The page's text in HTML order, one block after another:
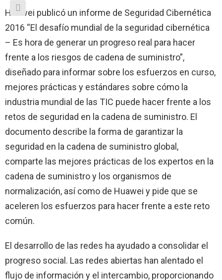
Huawei publicó un informe de Seguridad Cibernética
2016 “El desafío mundial de la seguridad cibernética
– Es hora de generar un progreso real para hacer
frente a los riesgos de cadena de suministro”,
diseñado para informar sobre los esfuerzos en curso,
mejores prácticas y estándares sobre cómo la
industria mundial de las TIC puede hacer frente a los
retos de seguridad en la cadena de suministro. El
documento describe la forma de garantizar la
seguridad en la cadena de suministro global,
comparte las mejores prácticas de los expertos en la
cadena de suministro y los organismos de
normalización, así como de Huawei y pide que se
aceleren los esfuerzos para hacer frente a este reto
común.
El desarrollo de las redes ha ayudado a consolidar el
progreso social. Las redes abiertas han alentado el
flujo de información y el intercambio, proporcionando